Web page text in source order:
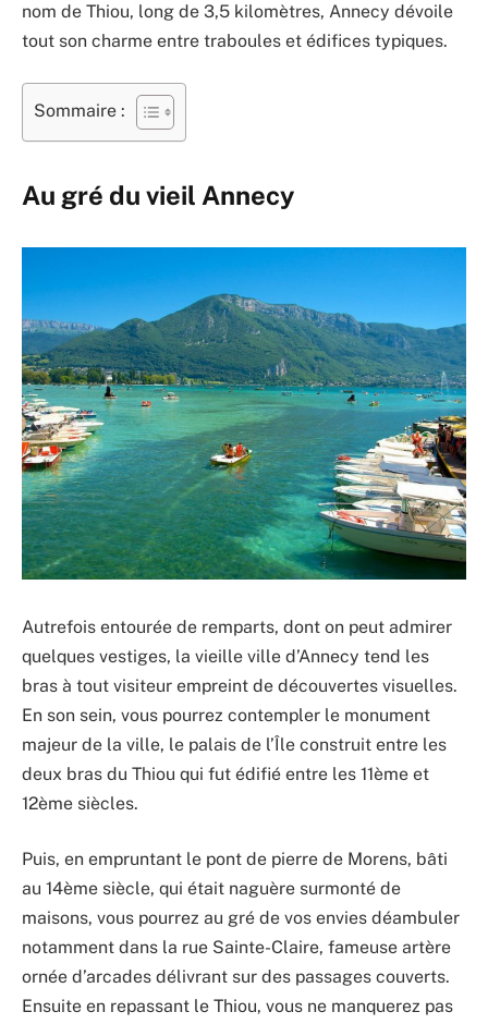
nom de Thiou, long de 3,5 kilomètres, Annecy dévoile
tout son charme entre traboules et édifices typiques.
Sommaire :
Au gré du vieil Annecy
Autrefois entourée de remparts, dont on peut admirer
quelques vestiges, la vieille ville d’Annecy tend les
bras à tout visiteur empreint de découvertes visuelles.
En son sein, vous pourrez contempler le monument
majeur de la ville, le palais de l’Île construit entre les
deux bras du Thiou qui fut édifié entre les 11ème et
12ème siècles.
Puis, en empruntant le pont de pierre de Morens, bâti
au 14ème siècle, qui était naguère surmonté de
maisons, vous pourrez au gré de vos envies déambuler
notamment dans la rue Sainte-Claire, fameuse artère
ornée d’arcades délivrant sur des passages couverts.
Ensuite en repassant le Thiou, vous ne manquerez pas